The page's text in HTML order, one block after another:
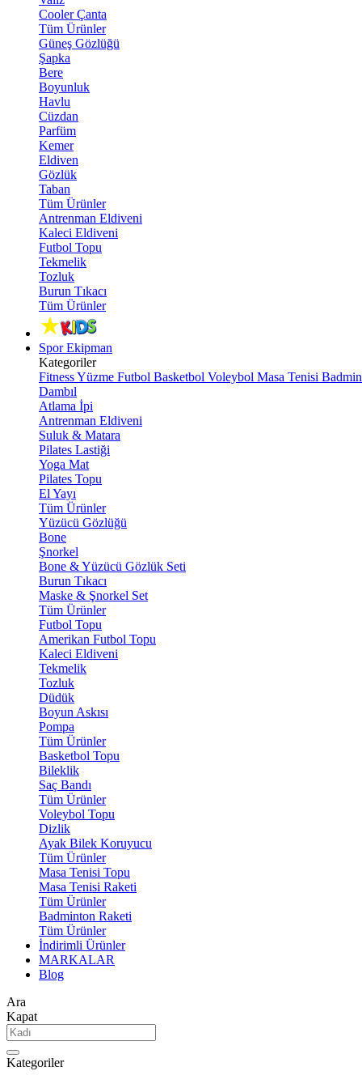
Cooler Çanta
Tüm Ürünler
Güneş Gözlüğü
Şapka
Bere
Boyunluk
Havlu
Cüzdan
Parfüm
Kemer
Eldiven
Gözlük
Taban
Tüm Ürünler
Antrenman Eldiveni
Kaleci Eldiveni
Futbol Topu
Tekmelik
Tozluk
Burun Tıkacı
Tüm Ürünler
Spor Ekipman
Kategoriler
FitnessYüzme Futbol Basketbol Voleybol Masa Tenisi
Dambıl
Atlama İpi
Antrenman Eldiveni
Suluk & Matara
Pilates Lastiği
Yoga Mat
Pilates Topu
El Yayı
Tüm Ürünler
Yüzücü Gözlüğü
Bone
Şnorkel
Bone & Yüzücü Gözlük Seti
Burun Tıkacı
Maske & Şnorkel Set
Tüm Ürünler
Futbol Topu
Amerikan Futbol Topu
Kaleci Eldiveni
Tekmelik
Tozluk
Düdük
Boyun Askısı
Pompa
Tüm Ürünler
Basketbol Topu
Bileklik
Saç Bandı
Tüm Ürünler
Voleybol Topu
Dizlik
Ayak Bilek Koruyucu
Tüm Ürünler
Masa Tenisi Topu
Masa Tenisi Raketi
Tüm Ürünler
Badminton Raketi
Tüm Ürünler
İndirimli Ürünler
MARKALAR
Blog
Ara
Kapat
Kategoriler